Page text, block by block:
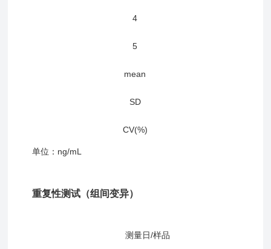
4
5
mean
SD
CV(%)
单位：ng/mL
重复性测试（组间变异）
测量日/样品